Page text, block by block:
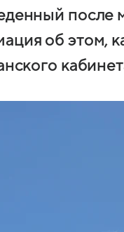
после
об этом,